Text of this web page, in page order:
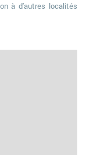
à d'autres localités